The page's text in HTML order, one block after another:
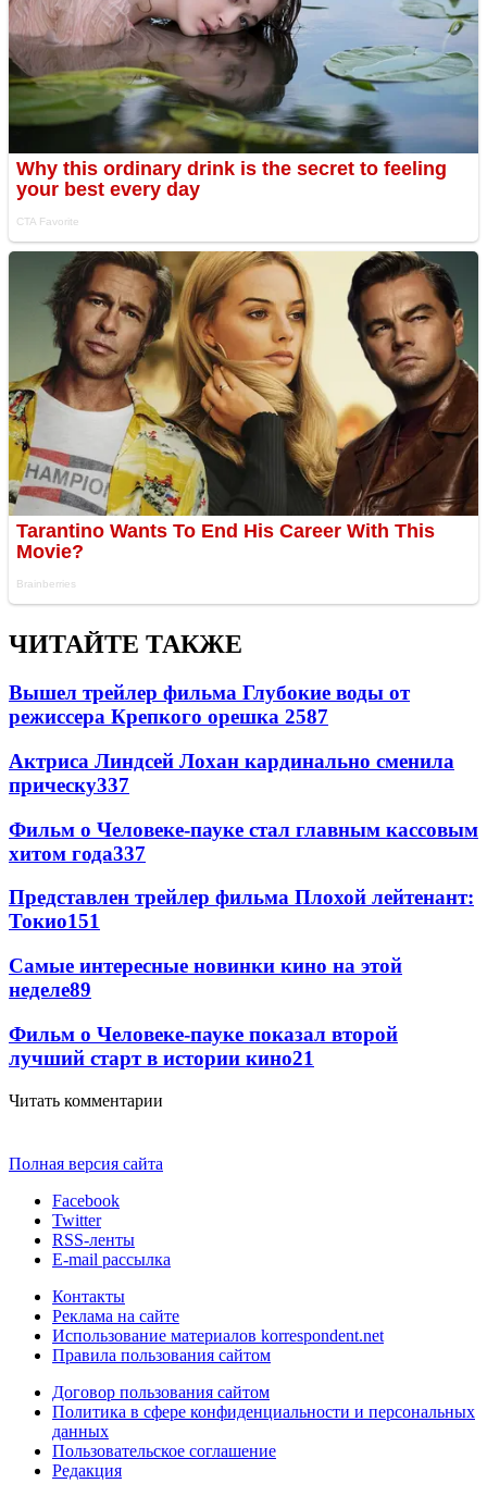
ЧИТАЙТЕ ТАКЖЕ
Вышел трейлер фильма Глубокие воды от
режиссера Крепкого орешка 2587
Актриса Линдсей Лохан кардинально сменила
прическу337
Фильм о Человеке-пауке стал главным кассовым
хитом года337
Представлен трейлер фильма Плохой лейтенант:
Токио151
Самые интересные новинки кино на этой
неделе89
Фильм о Человеке-пауке показал второй
лучший старт в истории кино21
Читать комментарии
Полная версия сайта
Facebook
Twitter
RSS-ленты
E-mail рассылка
Контакты
Реклама на сайте
Использование материалов korrespondent.net
Правила пользования сайтом
Договор пользования сайтом
Политика в сфере конфиденциальности и персональных
данных
Пользовательское соглашение
Редакция